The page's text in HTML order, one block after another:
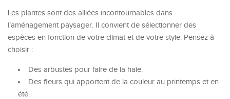
Les plantes sont des alliées incontournables dans
l’aménagement paysager. Il convient de sélectionner des
espèces en fonction de votre climat et de votre style. Pensez à
choisir :
Des arbustes pour faire de la haie.
Des fleurs qui apportent de la couleur au printemps et en
été.